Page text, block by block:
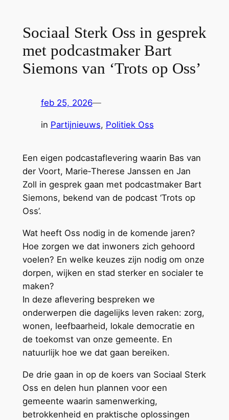
Sociaal Sterk Oss in gesprek
met podcastmaker Bart
Siemons van ‘Trots op Oss’
feb 25, 2026—
in Partijnieuws, Politiek Oss
Een eigen podcastaflevering waarin Bas van
der Voort, Marie‑Therese Janssen en Jan
Zoll in gesprek gaan met podcastmaker Bart
Siemons, bekend van de podcast ‘Trots op
Oss’.
Wat heeft Oss nodig in de komende jaren?
Hoe zorgen we dat inwoners zich gehoord
voelen? En welke keuzes zijn nodig om onze
dorpen, wijken en stad sterker en socialer te
maken?
In deze aflevering bespreken we
onderwerpen die dagelijks leven raken: zorg,
wonen, leefbaarheid, lokale democratie en
de toekomst van onze gemeente. En
natuurlijk hoe we dat gaan bereiken.
De drie gaan in op de koers van Sociaal Sterk
Oss en delen hun plannen voor een
gemeente waarin samenwerking,
betrokkenheid en praktische oplossingen